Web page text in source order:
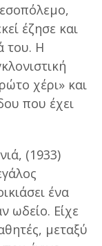
έζησε και
του. Η
χέρι» και
που έχει
(1933)
ένα
ωδείο. Είχε
μεταξύ